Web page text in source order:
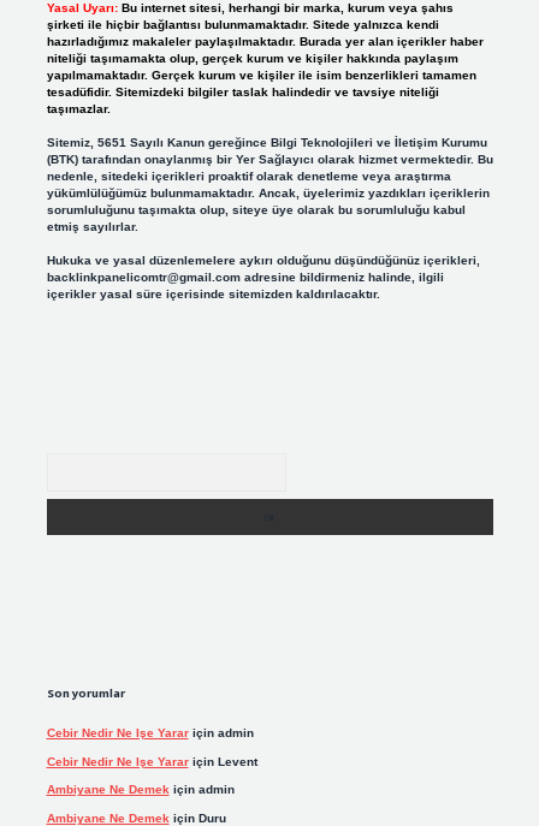
Yasal Uyarı: Bu internet sitesi, herhangi bir marka, kurum veya şahıs
şirketi ile hiçbir bağlantısı bulunmamaktadır. Sitede yalnızca kendi
hazırladığımız makaleler paylaşılmaktadır. Burada yer alan içerikler haber
niteliği taşımamakta olup, gerçek kurum ve kişiler hakkında paylaşım
yapılmamaktadır. Gerçek kurum ve kişiler ile isim benzerlikleri tamamen
tesadüfidir. Sitemizdeki bilgiler taslak halindedir ve tavsiye niteliği
taşımazlar.
Sitemiz, 5651 Sayılı Kanun gereğince Bilgi Teknolojileri ve İletişim Kurumu
(BTK) tarafından onaylanmış bir Yer Sağlayıcı olarak hizmet vermektedir. Bu
nedenle, sitedeki içerikleri proaktif olarak denetleme veya araştırma
yükümlülüğümüz bulunmamaktadır. Ancak, üyelerimiz yazdıkları içeriklerin
sorumluluğunu taşımakta olup, siteye üye olarak bu sorumluluğu kabul
etmiş sayılırlar.
Hukuka ve yasal düzenlemelere aykırı olduğunu düşündüğünüz içerikleri,
backlinkpanelicomtr@gmail.comadresine bildirmeniz halinde, ilgili
içerikler yasal süre içerisinde sitemizden kaldırılacaktır.
Son yorumlar
Cebir Nedir Ne Işe Yarariçin admin
Cebir Nedir Ne Işe Yarariçin Levent
Ambiyane Ne Demekiçin admin
Ambiyane Ne Demek için Duru